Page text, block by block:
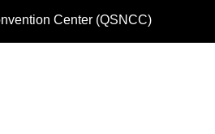
Center (QSNCC)